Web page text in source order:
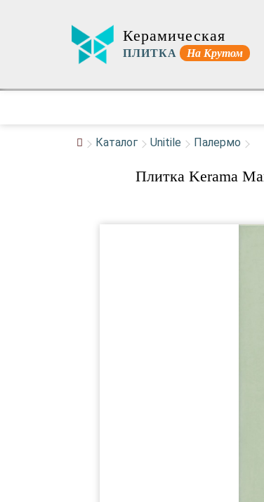
Керамическая
ПЛИТКА На Крутом
Каталог Unitile Палермо
Плитка Kerama